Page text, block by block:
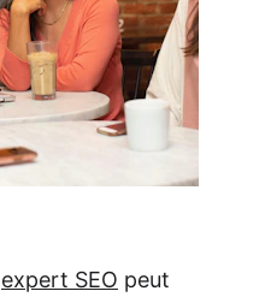
expert SEO peut